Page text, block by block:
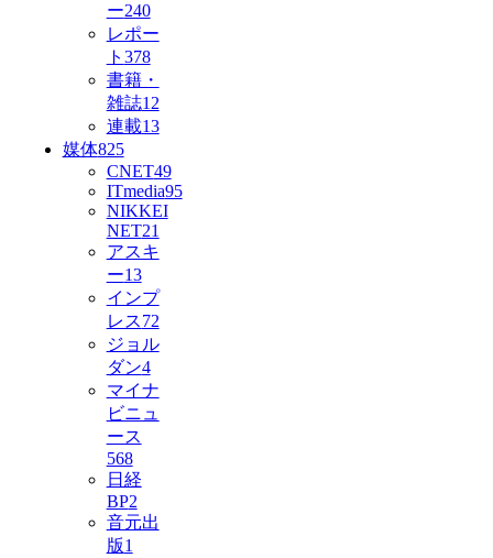
ー240
レポー
ト 378
書籍・
雑誌12
連載13
媒体825
CNET49
ITmedia95
NIKKEI
NET21
アスキ
ー13
インプ
レス72
ジョル
ダン4
マイナ
ビニュ
ース
568
日経
BP2
音元出
版1